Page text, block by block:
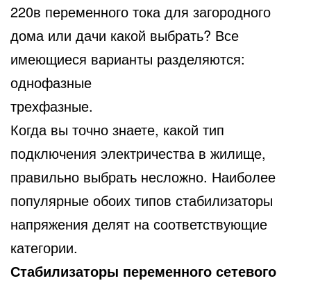
220в переменного тока для загородного
дома или дачи какой выбрать? Все
имеющиеся варианты разделяются:
однофазные
трехфазные.
Когда вы точно знаете, какой тип
подключения электричества в жилище,
правильно выбрать несложно. Наиболее
популярные обоих типов стабилизаторы
напряжения делят на соответствующие
категории.
Стабилизаторы переменного сетевого